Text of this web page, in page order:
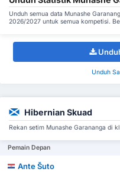
Unduh semua data Munashe
2026/2027 untuk semua kompetisi.
Unduh
Hibernian Skuad
Rekan setim Munashe Garananga di
Pemain Depan
Ante Šuto